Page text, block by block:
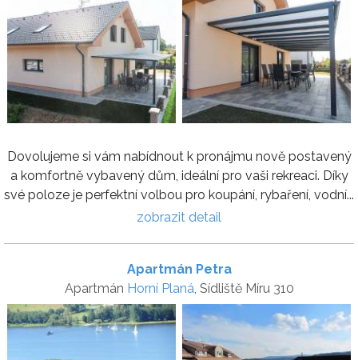
Dovolujeme si vám nabídnout k pronájmu nově postavený
a komfortně vybavený dům, ideální pro vaši rekreaci. Díky
své poloze je perfektní volbou pro koupání, rybaření, vodní...
zobrazit detail
Apartmán Petra
Apartmán Horní Planá, Sídliště Míru 310